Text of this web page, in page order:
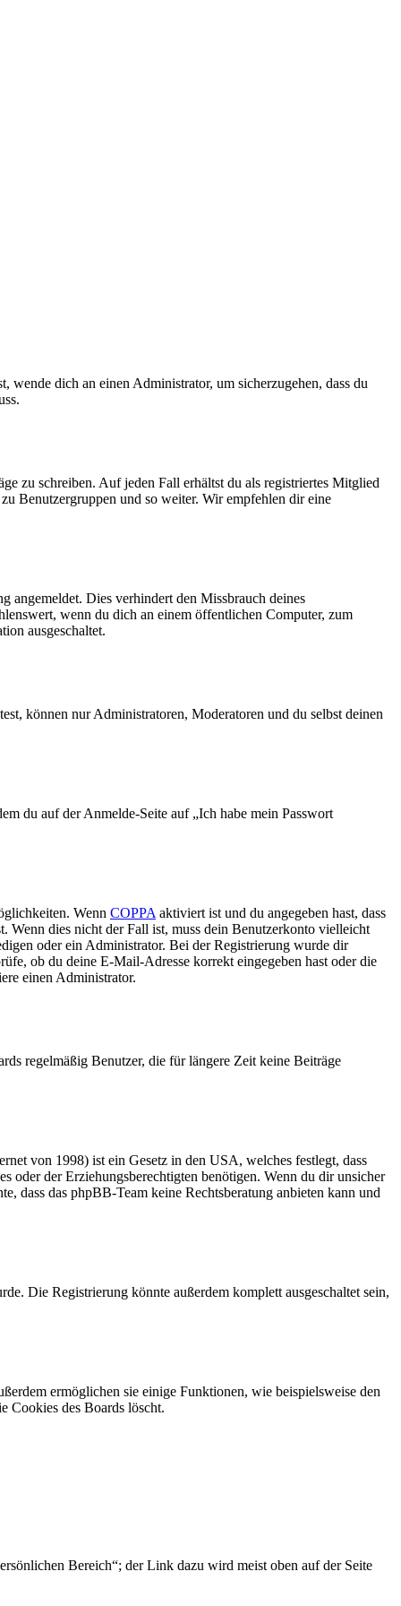
dich an einen Administrator, um sicherzugehen, dass du
zu schreiben. Auf jeden Fall erhältst du als registriertes Mitglied
Benutzergruppen und so weiter. Wir empfehlen dir eine
angemeldet. Dies verhindert den Missbrauch deines
wenn du dich an einem öffentlichen Computer, zum
ausgeschaltet.
können nur Administratoren, Moderatoren und du selbst deinen
du auf der Anmelde-Seite auf „Ich habe mein Passwort
Wenn COPPA aktiviert ist und du angegeben hast, dass
Wenn dies nicht der Fall ist, muss dein Benutzerkonto vielleicht
oder ein Administrator. Bei der Registrierung wurde dir
ob du deine E-Mail-Adresse korrekt eingegeben hast oder die
einen Administrator.
regelmäßig Benutzer, die für längere Zeit keine Beiträge
von 1998) ist ein Gesetz in den USA, welches festlegt, dass
oder der Erziehungsberechtigten benötigen. Wenn du dir unsicher
dass das phpBB-Team keine Rechtsberatung anbieten kann und
Die Registrierung könnte außerdem komplett ausgeschaltet sein,
ermöglichen sie einige Funktionen, wie beispielsweise den
Cookies des Boards löscht.
Bereich“; der Link dazu wird meist oben auf der Seite